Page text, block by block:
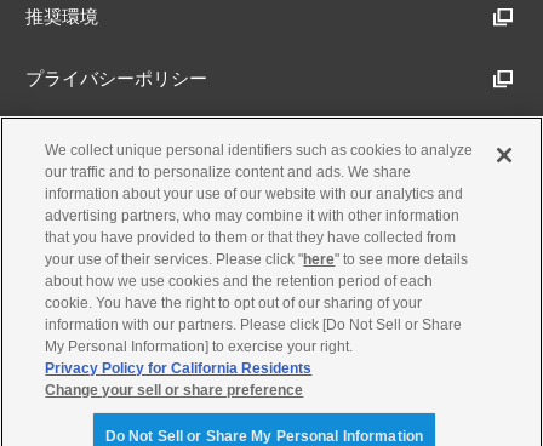
推奨環境
プライバシーポリシー
Cookieポリシー
アクセシビリティ方針
古物営業法に基づく表示
製品・事業のお問合せ
We collect unique personal identifiers such as cookies to analyze
our traffic and to personalize content and ads. We share
information about your use of our website with our analytics and
advertising partners, who may combine it with other information
that you have provided to them or that they have collected from
your use of their services. Please click "here" to see more details
about how we use cookies and the retention period of each
cookie. You have the right to opt out of our sharing of your
information with our partners. Please click [Do Not Sell or Share
My Personal Information] to exercise your right.
Privacy Policy for California Residents
Change your sell or share preference
Do Not Sell or Share My Personal Information